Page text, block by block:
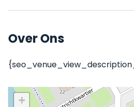
Over Ons
+